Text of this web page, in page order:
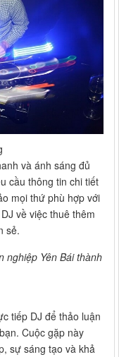
và ánh sáng đủ
cầu thông tin chi tiết
mọi thứ phù hợp với
về việc thuê thêm
sẻ.
nghiệp Yên Bái thành
tiếp DJ để thảo luận
Cuộc gặp này
sự sáng tạo và khả